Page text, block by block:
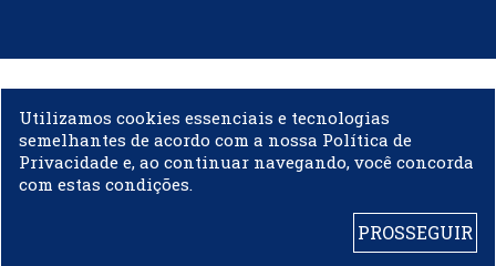
Utilizamos cookies essenciais e tecnologias
semelhantes de acordo com a nossa Política de
Privacidade e, ao continuar navegando, você concorda
com estas condições.
PROSSEGUIR